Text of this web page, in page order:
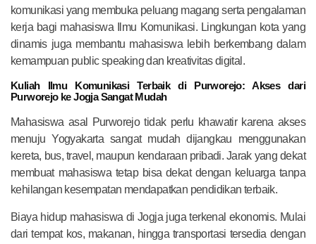
komunikasi yang membuka peluang magang serta pengalaman
kerja bagi mahasiswa Ilmu Komunikasi. Lingkungan kota yang
dinamis juga membantu mahasiswa lebih berkembang dalam
kemampuan public speaking dan kreativitas digital.
Kuliah Ilmu Komunikasi Terbaik di Purworejo: Akses dari
Purworejo ke Jogja Sangat Mudah
Mahasiswa asal Purworejo tidak perlu khawatir karena akses
menuju Yogyakarta sangat mudah dijangkau menggunakan
kereta, bus, travel, maupun kendaraan pribadi. Jarak yang dekat
membuat mahasiswa tetap bisa dekat dengan keluarga tanpa
kehilangan kesempatan mendapatkan pendidikan terbaik.
Biaya hidup mahasiswa di Jogja juga terkenal ekonomis. Mulai
dari tempat kos, makanan, hingga transportasi tersedia dengan